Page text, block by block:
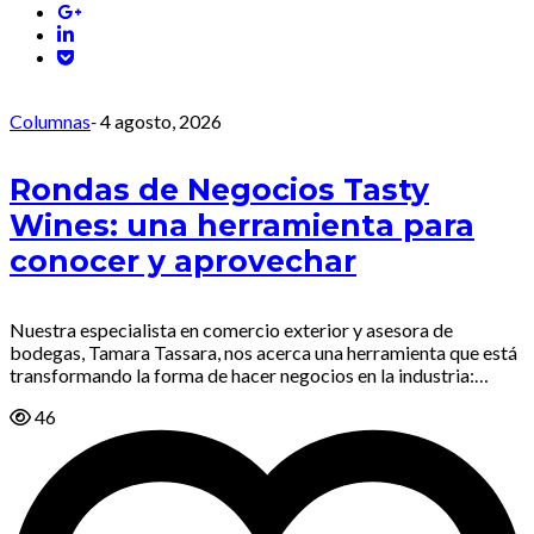
Columnas-4 agosto, 2026
Rondas de Negocios Tasty
Wines: una herramienta para
conocer y aprovechar
Nuestra especialista en comercio exterior y asesora de
bodegas, Tamara Tassara, nos acerca una herramienta que está
transformando la forma de hacer negocios en la industria:…
46